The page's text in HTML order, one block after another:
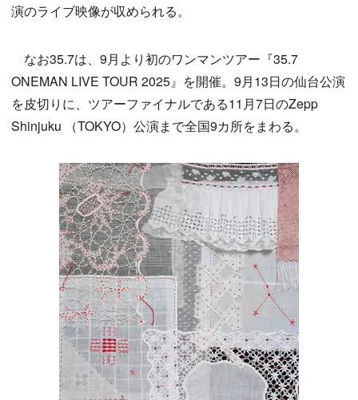
演のライブ映像が収められる。
なお35.7は、9月より初のワンマンツアー『35.7
ONEMAN LIVE TOUR 2025』を開催。9月13日の仙台公演
を皮切りに、ツアーファイナルである11月7日のZepp
Shinjuku （TOKYO）公演まで全国9カ所をまわる。